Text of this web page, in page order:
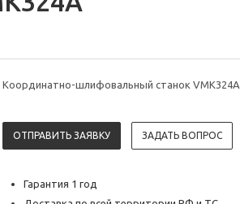
Координатно-шлифовальный станок VMK324A
ОТПРАВИТЬ ЗАЯВКУ ЗАДАТЬ ВОПРОС
Гарантия 1 год